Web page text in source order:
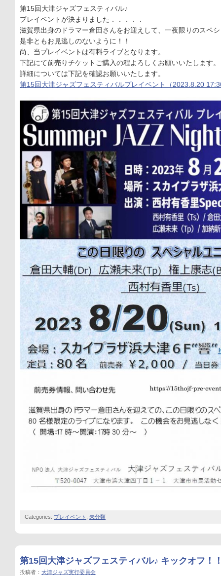
第15回大津ジャズフェスティバル♪
プレイベントが決まりました．．．．．
滋賀県出身のドラマー倉田さんをお迎えして、一夜限りのスペ
是非ともお見逃しのないように！！
尚、当プレイベントは有料ライブとなります。
下記にて前売りチケットご購入の程よろしくお願いいたします。
詳細については下記を確認お願いいたします。
第15回大津ジャズフェスティバルプレイベント（2023.8.20
Categories: プレイベント 未分類
第15回大津ジャズフェスティバル♪ キックオフ！
投稿者： 大津ジャズ実行委員会